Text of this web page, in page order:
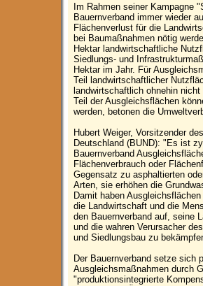
Im Rahmen seiner Kampagne
Bauernverband immer wieder
Flächenverlust für die
bei Baumaßnahmen nötig
Hektar landwirtschaftliche
Siedlungs- und
Hektar im Jahr. Für
Teil landwirtschaftlicher
landwirtschaftlich ohnehin
Teil der Ausgleichsflächen
werden, betonen die
Hubert Weiger, Vorsitzender
Deutschland (BUND): "Es ist
Bauernverband
Flächenverbrauch oder
Gegensatz zu asphaltierten
Arten, sie erhöhen die
Damit haben
die Landwirtschaft und die
den Bauernverband auf, seine
und die wahren Verursacher
und Siedlungsbau zu
Der Bauernverband setze sich
Ausgleichsmaßnahmen durch
"produktionsintegrierte